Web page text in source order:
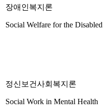
장애인복지론
Social Welfare for the Disabled
정신보건사회복지론
Social Work in Mental Health